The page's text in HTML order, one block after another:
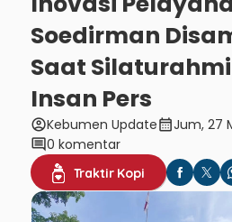
Soedirman
Saat
Insan Pers
account_circleKebumen Updatecalendar_monthJum, 27
comment0 komentar
Traktir Kopi